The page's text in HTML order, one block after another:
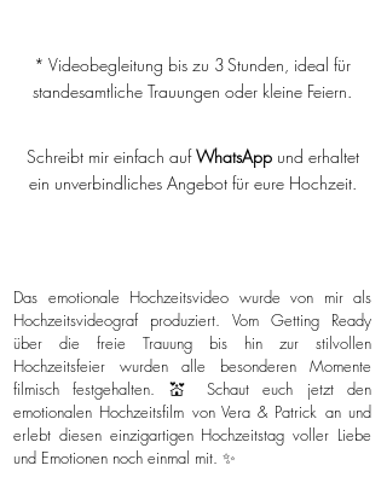
* Videobegleitung bis zu 3 Stunden, ideal für
standesamtliche Trauungen oder kleine Feiern.
Schreibt mir einfach aufWhatsAppund erhaltet
ein unverbindliches Angebot für eure Hochzeit.
Das emotionale Hochzeitsvideo wurde von mir als
Hochzeitsvideograf produziert. Vom Getting Ready
über die freie Trauung bis hin zur stilvollen
Hochzeitsfeier wurden alle besonderen Momente
filmisch festgehalten. 💒 Schaut euch jetzt den
emotionalen Hochzeitsfilm von Vera & Patrick an und
erlebt diesen einzigartigen Hochzeitstag voller Liebe
und Emotionen noch einmal mit. ✨